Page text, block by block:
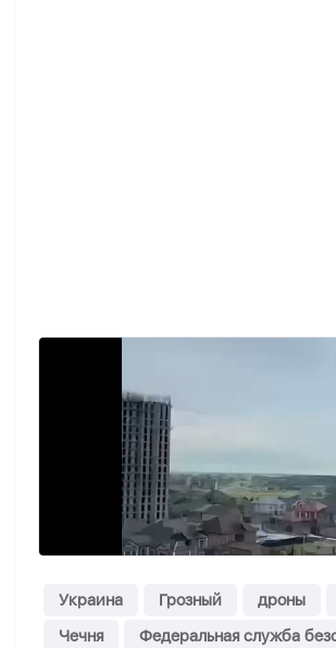
Украина Грозный дроны
Чечня
Федеральная служба